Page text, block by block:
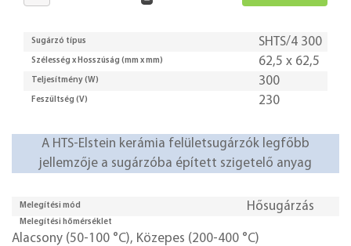
Sugárzó típus SHTS/4 300
Szélesség x Hosszúság (mm x mm) 62,5 x 62,5
Teljesítmény (W) 300
Feszültség (V) 230
A HTS-Elstein kerámia felületsugárzók legfőbb
jellemzője a sugárzóba épített szigetelő anyag
Melegítési mód Hősugárzás
Melegítési hőmérséklet
Alacsony (50-100 °C), Közepes (200-400 °C)